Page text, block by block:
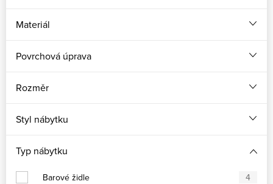
Materiál
Povrchová úprava
Rozměr
Styl nábytku
Typ nábytku
Barové židle
4